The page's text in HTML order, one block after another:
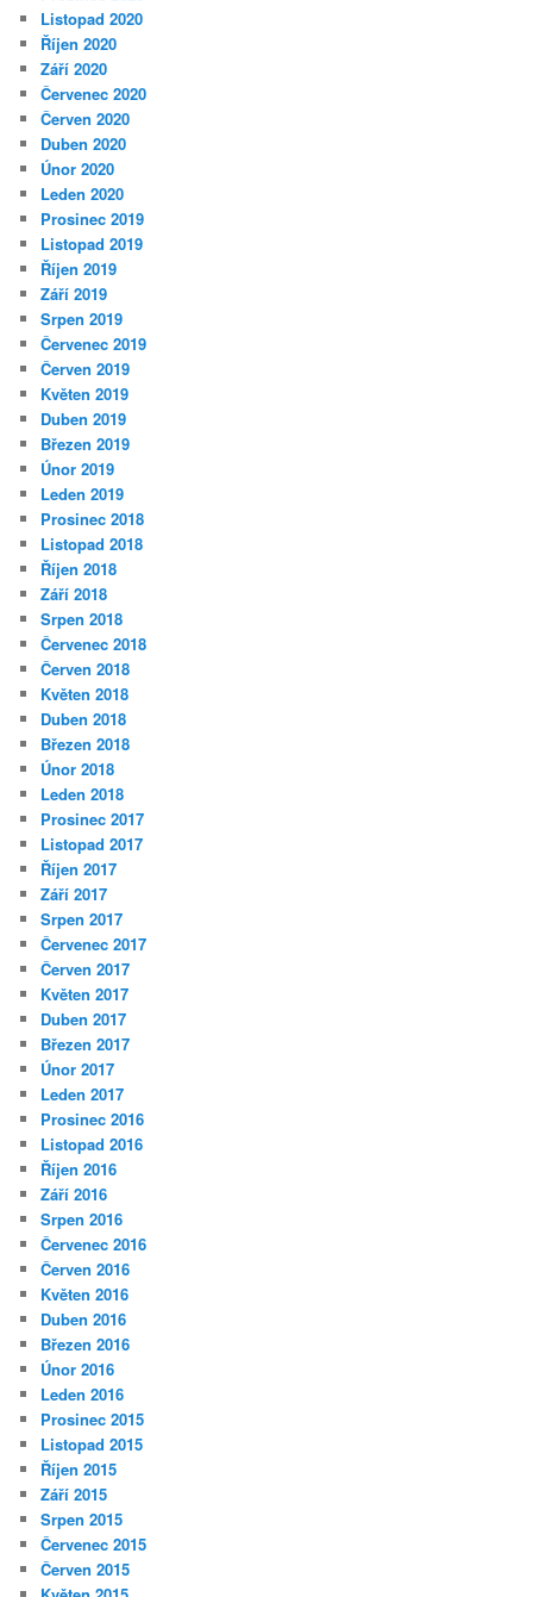
Listopad 2020
Říjen 2020
Září 2020
Červenec 2020
Červen 2020
Duben 2020
Únor 2020
Leden 2020
Prosinec 2019
Listopad 2019
Říjen 2019
Září 2019
Srpen 2019
Červenec 2019
Červen 2019
Květen 2019
Duben 2019
Březen 2019
Únor 2019
Leden 2019
Prosinec 2018
Listopad 2018
Říjen 2018
Září 2018
Srpen 2018
Červenec 2018
Červen 2018
Květen 2018
Duben 2018
Březen 2018
Únor 2018
Leden 2018
Prosinec 2017
Listopad 2017
Říjen 2017
Září 2017
Srpen 2017
Červenec 2017
Červen 2017
Květen 2017
Duben 2017
Březen 2017
Únor 2017
Leden 2017
Prosinec 2016
Listopad 2016
Říjen 2016
Září 2016
Srpen 2016
Červenec 2016
Červen 2016
Květen 2016
Duben 2016
Březen 2016
Únor 2016
Leden 2016
Prosinec 2015
Listopad 2015
Říjen 2015
Září 2015
Srpen 2015
Červenec 2015
Červen 2015